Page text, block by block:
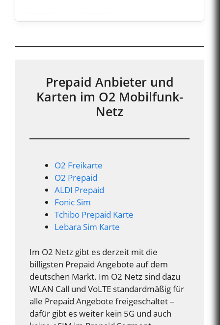
Prepaid Anbieter und
Karten im O2 Mobilfunk-
Netz
O2 Freikarte
O2 Prepaid
ALDI Prepaid
Fonic Sim
Tchibo Prepaid Karte
Lebara Sim Karte
Im O2 Netz gibt es derzeit mit die
billigsten Prepaid Angebote auf dem
deutschen Markt. Im O2 Netz sind dazu
WLAN Call und VoLTE standardmäßig für
alle Prepaid Angebote freigeschaltet –
dafür gibt es weiter kein 5G und auch